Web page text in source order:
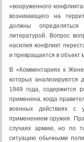
«вооруженного
возникающего на
должны
литературой. Вопрос
насилия конфликт
и превращается в объект
В «Комментариях к
которых анализируются
1949 года, содержится
применена, когда
военных действиях с
применением оружия.
случаях армию, но по
ситуацию обычными